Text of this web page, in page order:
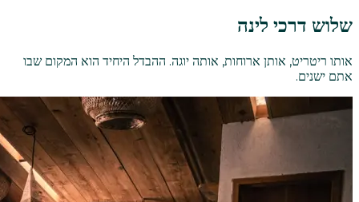
שלוש דרכי לינה
אותו ריטריט, אותן ארוחות, אותה יוגה. ההבדל היחיד הוא המקום שבו
אתם ישנים.